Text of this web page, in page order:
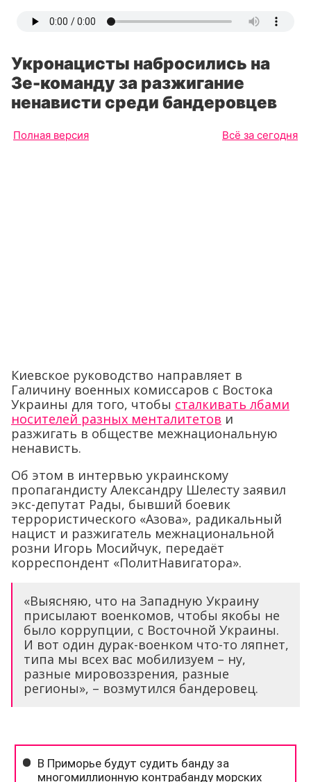
Укронацисты набросились на
Зе-команду за разжигание
ненависти среди бандеровцев
Полная версия Всё за сегодня
Киевское руководство направляет в
Галичину военных комиссаров с Востока
Украины для того, чтобы сталкивать лбами
носителей разных менталитетов и
разжигать в обществе межнациональную
ненависть.
Об этом в интервью украинскому
пропагандисту Александру Шелесту заявил
экс-депутат Рады, бывший боевик
террористического «Азова», радикальный
нацист и разжигатель межнациональной
розни Игорь Мосийчук, передаёт
корреспондент «ПолитНавигатора».
«Выясняю, что на Западную Украину
присылают военкомов, чтобы якобы не
было коррупции, с Восточной Украины.
И вот один дурак-военком что-то ляпнет,
типа мы всех вас мобилизуем – ну,
разные мировоззрения, разные
регионы», – возмутился бандеровец.